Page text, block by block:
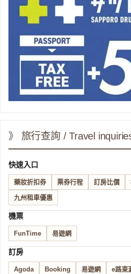
》 旅行查詢 / Travel
快速入口
藥妝折扣券 票券行程 訂房比價
九州租車優惠
機票
FunTime 易遊網
訂房
Agoda Booking 易遊網 e路東